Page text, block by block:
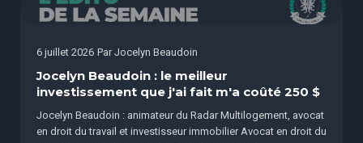
6 juillet 2026 Par Jocelyn Beaudoin
Jocelyn Beaudoin : le meilleur
investissement que j'ai fait m'a coûté 250 $
Jocelyn Beaudoin : animateur du Radar Multilogement, avocat
en droit du travail et investisseur immobilier Avocat en droit du